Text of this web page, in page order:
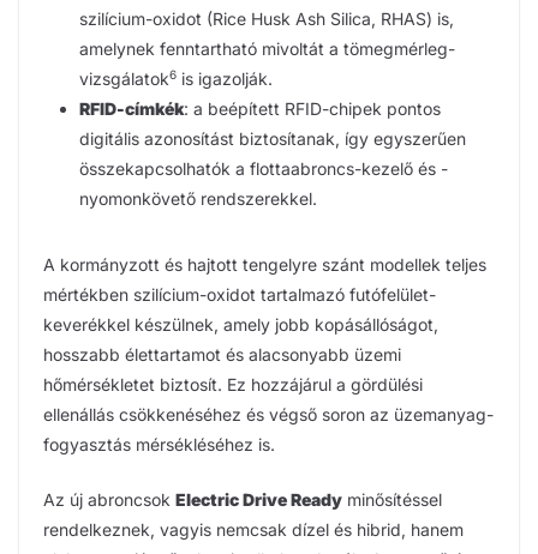
szilícium-oxidot (Rice Husk Ash Silica, RHAS) is,
amelynek fenntartható mivoltát a tömegmérleg-
vizsgálatok6 is igazolják.
RFID-címkék: a beépített RFID-chipek pontos
digitális azonosítást biztosítanak, így egyszerűen
összekapcsolhatók a flottaabroncs-kezelő és -
nyomonkövető rendszerekkel.
A kormányzott és hajtott tengelyre szánt modellek teljes
mértékben szilícium-oxidot tartalmazó futófelület-
keverékkel készülnek, amely jobb kopásállóságot,
hosszabb élettartamot és alacsonyabb üzemi
hőmérsékletet biztosít. Ez hozzájárul a gördülési
ellenállás csökkenéséhez és végső soron az üzemanyag-
fogyasztás mérsékléséhez is.
Az új abroncsok Electric Drive Ready minősítéssel
rendelkeznek, vagyis nemcsak dízel és hibrid, hanem